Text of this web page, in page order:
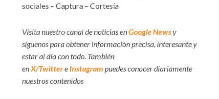
sociales – Captura – Cortesía
Visita nuestro canal de noticias enGoogle Newsy
síguenos para obtener información precisa, interesante y
estar al día con todo. También
enX/Twittere Instagram puedes conocer diariamente
nuestros contenidos